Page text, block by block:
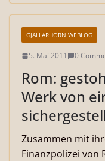
GJALLARHORN WEBLOG
5. Mai 2011 0
Rom:
Werk von
Zusammen mit
Finanzpolizei von